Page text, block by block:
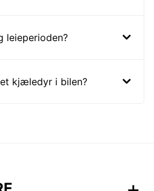
leieperioden?
kjæledyr i bilen?